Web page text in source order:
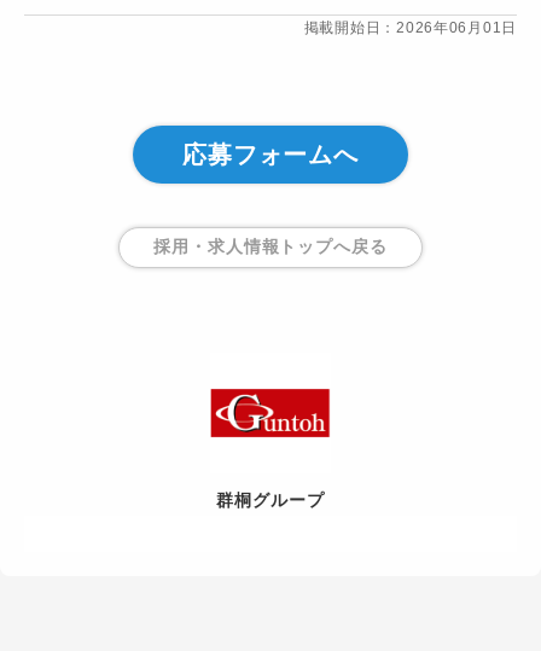
掲載開始日：2026年06月01日
応募フォームへ
採用・求人情報トップへ戻る
群桐グループ